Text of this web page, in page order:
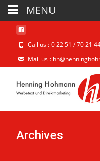
Call us : 0 22 51 / 70 21
Mail us :
Archives
MENU